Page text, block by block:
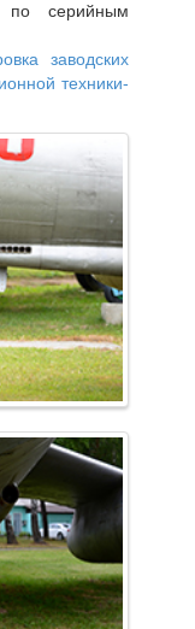
по серийным
заводских
техники-